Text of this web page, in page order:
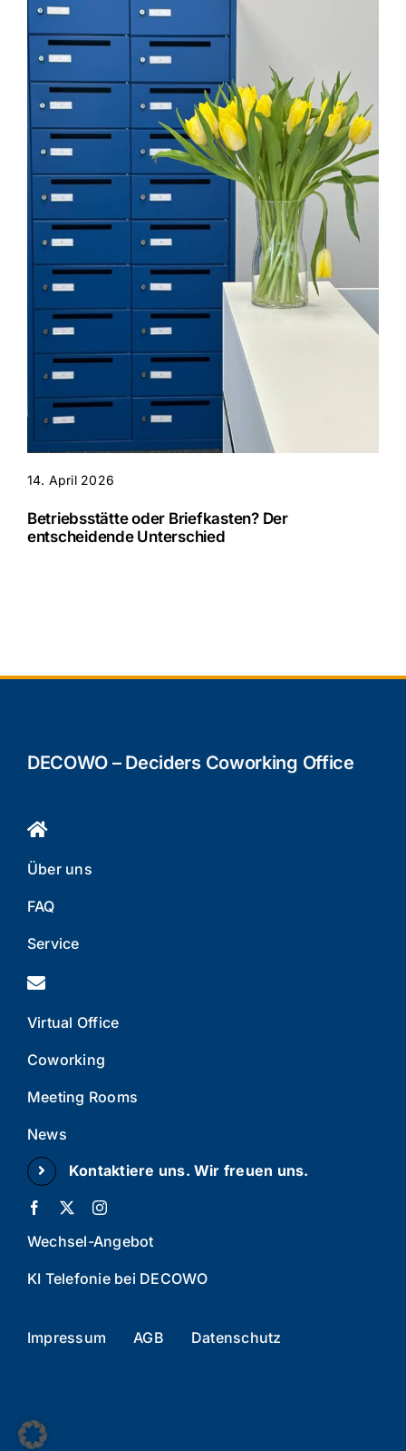
14. April 2026
Betriebsstätte oder Briefkasten? Der
entscheidende Unterschied
DECOWO – Deciders Coworking Office
Über uns
FAQ
Service
Virtual Office
Coworking
Meeting Rooms
News
Kontaktiere uns. Wir freuen uns.
Wechsel-Angebot
KI Telefonie bei DECOWO
Impressum AGB Datenschutz